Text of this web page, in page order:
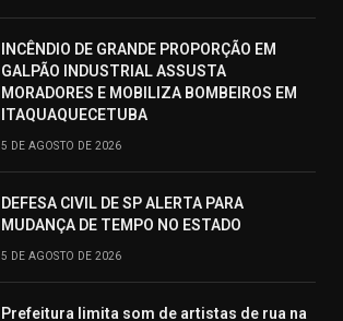
INCÊNDIO DE GRANDE PROPORÇÃO EM
GALPÃO INDUSTRIAL ASSUSTA
MORADORES E MOBILIZA BOMBEIROS EM
ITAQUAQUECETUBA
5 DE AGOSTO DE 2026
DEFESA CIVIL DE SP ALERTA PARA
MUDANÇA DE TEMPO NO ESTADO
5 DE AGOSTO DE 2026
Prefeitura limita som de artistas de rua na